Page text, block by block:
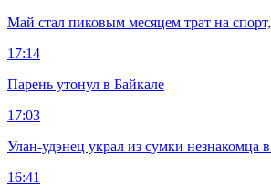
Май стал пиковым месяцем трат на
17:14
Парень утонул в Байкале
17:03
Улан-удэнец украл из сумки незнакомца
16:41